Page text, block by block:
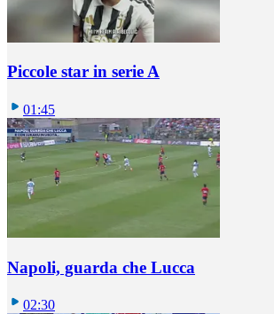
Piccole star in serie A
01:45
Napoli, guarda che Lucca
02:30